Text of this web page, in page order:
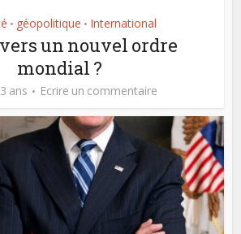
• géopolitique • International
vers un nouvel ordre
mondial ?
ans Ecrire un commentaire